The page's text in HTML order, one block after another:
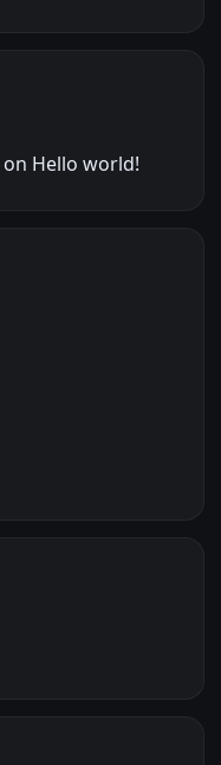
on Hello world!